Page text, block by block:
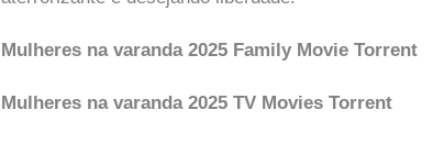
Mulheres na varanda 2025 Family Movie Torrent
Mulheres na varanda 2025 TV Movies Torrent